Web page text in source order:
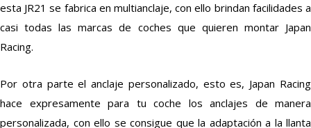
esta JR21 se fabrica en multianclaje, con ello brindan facilidades a
casi todas las marcas de coches que quieren montar Japan
Racing.
Por otra parte el anclaje personalizado, esto es, Japan Racing
hace expresamente para tu coche los anclajes de manera
personalizada, con ello se consigue que la adaptación a la llanta